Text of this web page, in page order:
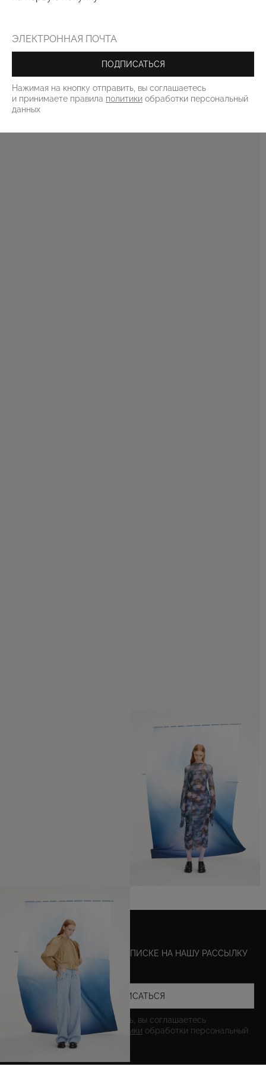
СКИДКА 15%
НА ПЕРВЫЙ ЗАКАЗ ПРИ ПОДПИСКЕ НА НАШУ РАССЫЛКУ
ПОДПИСАТЬСЯ
Нажимая на кнопку отправить, вы соглашаетесь
и принимаете правилаполитики обработки персональный
ПОДПИСАТЬСЯ
Нажимая на кнопку отправить, вы соглашаетесь
и принимаете правила политики обработки персональный
данных